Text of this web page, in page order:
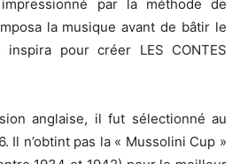
par la méthode de
la musique avant de bâtir le
inspira pour créer LES CONTES
anglaise, il fut sélectionné au
Il n’obtint pas la « Mussolini Cup »